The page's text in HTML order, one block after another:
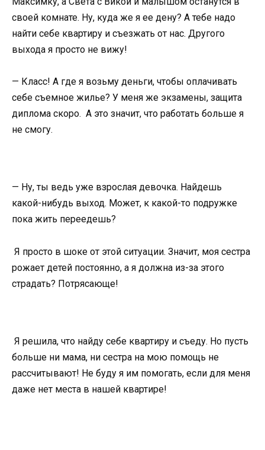
своей комнате. Ну, куда же я ее дену? А тебе надо
найти себе квартиру и съезжать от нас. Другого
выхода я просто не вижу!
— Класс! А где я возьму деньги, чтобы оплачивать
себе съемное жилье? У меня же экзамены, защита
диплома скоро. А это значит, что работать больше я
не смогу.
— Ну, ты ведь уже взрослая девочка. Найдешь
какой-нибудь выход. Может, к какой-то подружке
пока жить переедешь?
Я просто в шоке от этой ситуации. Значит, моя сестра
рожает детей постоянно, а я должна из-за этого
страдать? Потрясающе!
Я решила, что найду себе квартиру и съеду. Но пусть
больше ни мама, ни сестра на мою помощь не
рассчитывают! Не буду я им помогать, если для меня
даже нет места в нашей квартире!